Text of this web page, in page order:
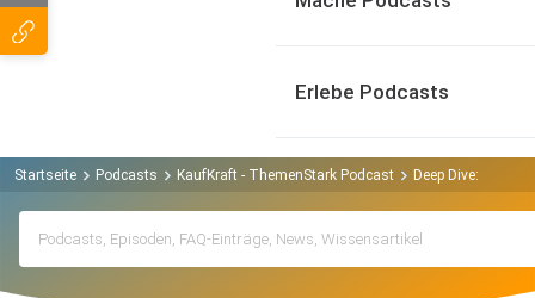
Erlebe Podcasts
Startseite Podcasts KaufKraft - ThemenStark Podcast Deep Dive: Wie